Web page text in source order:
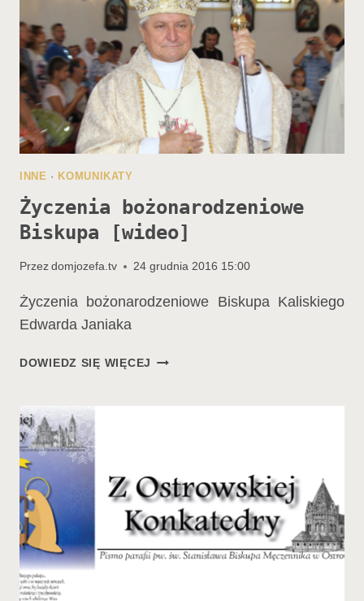
INNE · KOMUNIKATY
Życzenia bożonarodzeniowe
Biskupa [wideo]
Przezdomjozefa.tv 24 grudnia 2016 15:00
Życzenia bożonarodzeniowe Biskupa Kaliskiego
Edwarda Janiaka
DOWIEDZ SIĘ WIĘCEJ ŻYCZENIA